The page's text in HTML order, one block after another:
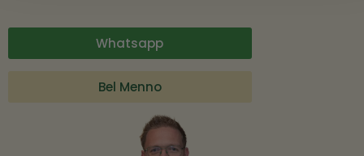
Whatsapp
Bel Menno